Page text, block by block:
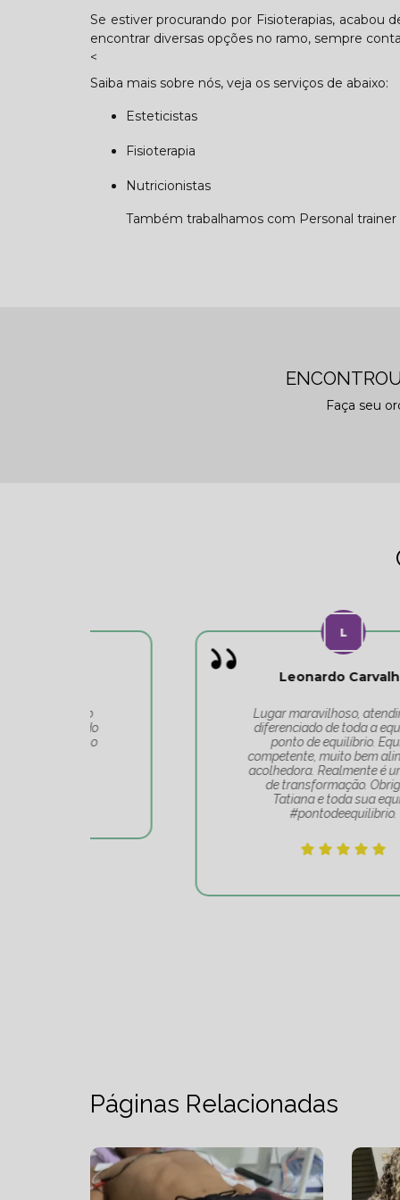
Se estiver procurando por Fisioterapias, acabou
encontrar diversas opções no ramo, sempre
<
Saiba mais sobre nós, veja os serviços de abaixo:
Esteticistas
Fisioterapia
Nutricionistas
Também trabalhamos com Personal
Faça seu
Leonardo Carvalho
Lugar maravilhoso, atendimento
diferenciado de toda a equipe do
ponto de equilíbrio. Equipe
competente, muito bem alinhada e
acolhedora. Realmente é um lugar
de transformação. Obrigado
Tatiana e toda sua equipe
#pontodeequilibrio.
Páginas Relacionadas